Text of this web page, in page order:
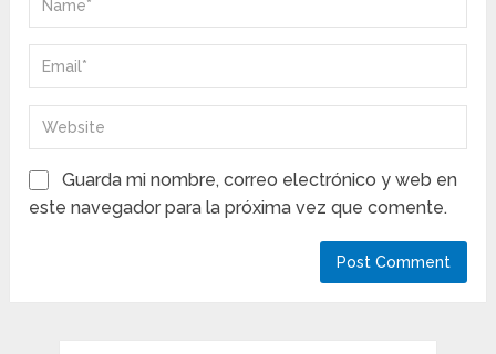
Guarda mi nombre, correo electrónico y web en
este navegador para la próxima vez que comente.